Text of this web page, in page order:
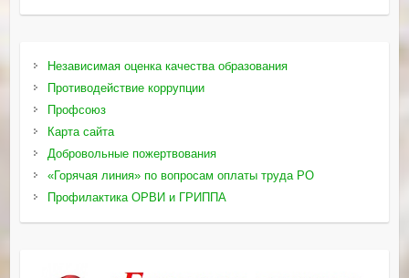
Независимая оценка качества образования
Противодействие коррупции
Профсоюз
Карта сайта
Добровольные пожертвования
«Горячая линия» по вопросам оплаты труда РО
Профилактика ОРВИ и ГРИППА